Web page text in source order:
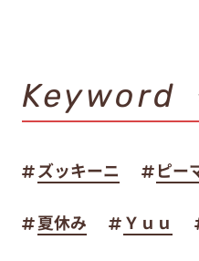
Keyword
ズッキーニ ピー
夏休み Ｙｕｕ